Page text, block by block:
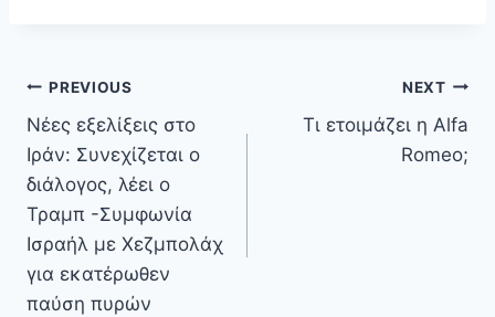
Πλοήγηση
άρθρων
PREVIOUS
Νέες εξελίξεις στο
Ιράν: Συνεχίζεται ο
διάλογος, λέει ο
Τραμπ -Συμφωνία
Ισραήλ με Χεζμπολάχ
για εκατέρωθεν
παύση πυρών
NEXT
Τι ετοιμάζει η Alfa
Romeo;